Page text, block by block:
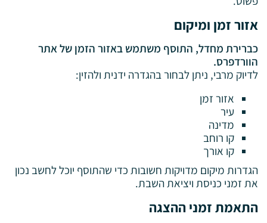
אזור זמן ומיקום
כברירת מחדל, התוסף משתמש באזור הזמן של אתר
הוורדפרס.
לדיוק מרבי, ניתן לבחור בהגדרה ידנית ולהזין:
אזור זמן
עיר
מדינה
קו רוחב
קו אורך
הגדרות מיקום מדויקות חשובות כדי שהתוסף יוכל לחשב נכון
את זמני כניסת ויציאת השבת.
התאמת זמני ההצגה